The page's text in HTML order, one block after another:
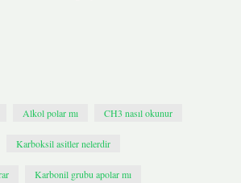
Alkol polar mı CH3 nasıl okunur
Karboksil asitler nelerdir
Karbonil grubu apolar mı